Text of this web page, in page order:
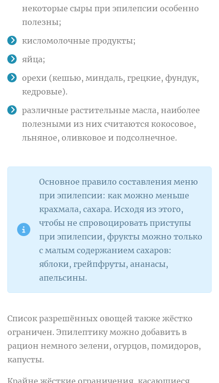
некоторые сыры при эпилепсии особенно
полезны;
кисломолочные продукты;
яйца;
орехи (кешью, миндаль, грецкие, фундук,
кедровые).
различные растительные масла, наиболее
полезными из них считаются кокосовое,
льняное, оливковое и подсолнечное.
Основное правило составления меню
при эпилепсии: как можно меньше
крахмала, сахара. Исходя из этого,
чтобы не спровоцировать приступы
при эпилепсии, фрукты можно только
с малым содержанием сахаров:
яблоки, грейпфруты, ананасы,
апельсины.
Список разрешённых овощей также жёстко
ограничен. Эпилептику можно добавить в
рацион немного зелени, огурцов, помидоров,
капусты.
Крайне жёсткие ограничения, касающиеся